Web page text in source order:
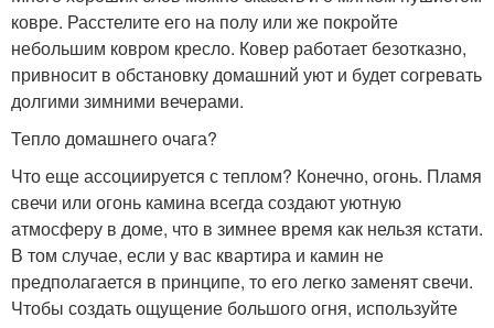
ковре. Расстелите его на полу или же покройте
небольшим ковром кресло. Ковер работает безотказно,
привносит в обстановку домашний уют и будет согревать
долгими зимними вечерами.
Тепло домашнего очага?
Что еще ассоциируется с теплом? Конечно, огонь. Пламя
свечи или огонь камина всегда создают уютную
атмосферу в доме, что в зимнее время как нельзя кстати.
В том случае, если у вас квартира и камин не
предполагается в принципе, то его легко заменят свечи.
Чтобы создать ощущение большого огня, используйте